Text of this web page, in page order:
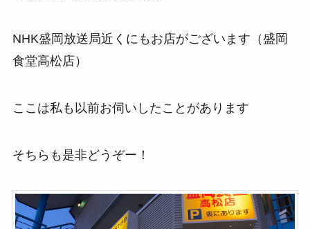
NHK盛岡放送局近くにもお店がございます（盛岡
食堂高松店）
ここは私も以前お伺いしたことがあります
そちらも是非どうぞー！